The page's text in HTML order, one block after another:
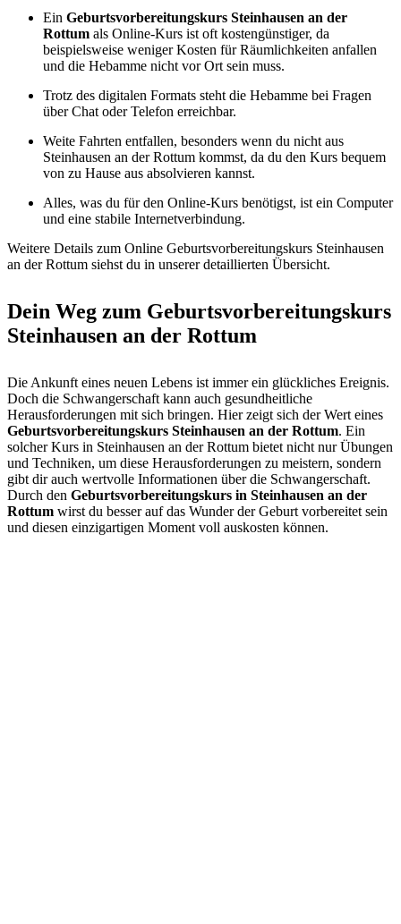
Ein Geburtsvorbereitungskurs Steinhausen an der
Rottum als Online-Kurs ist oft kostengünstiger, da
beispielsweise weniger Kosten für Räumlichkeiten anfallen
und die Hebamme nicht vor Ort sein muss.
Trotz des digitalen Formats steht die Hebamme bei Fragen
über Chat oder Telefon erreichbar.
Weite Fahrten entfallen, besonders wenn du nicht aus
Steinhausen an der Rottum kommst, da du den Kurs bequem
von zu Hause aus absolvieren kannst.
Alles, was du für den Online-Kurs benötigst, ist ein Computer
und eine stabile Internetverbindung.
Weitere Details zum Online Geburtsvorbereitungskurs Steinhausen
an der Rottum siehst du in unserer detaillierten Übersicht.
Dein Weg zum Geburtsvorbereitungskurs
Steinhausen an der Rottum
Die Ankunft eines neuen Lebens ist immer ein glückliches Ereignis.
Doch die Schwangerschaft kann auch gesundheitliche
Herausforderungen mit sich bringen. Hier zeigt sich der Wert eines
Geburtsvorbereitungskurs Steinhausen an der Rottum. Ein
solcher Kurs in Steinhausen an der Rottum bietet nicht nur Übungen
und Techniken, um diese Herausforderungen zu meistern, sondern
gibt dir auch wertvolle Informationen über die Schwangerschaft.
Durch den Geburtsvorbereitungskurs in Steinhausen an der
Rottum wirst du besser auf das Wunder der Geburt vorbereitet sein
und diesen einzigartigen Moment voll auskosten können.